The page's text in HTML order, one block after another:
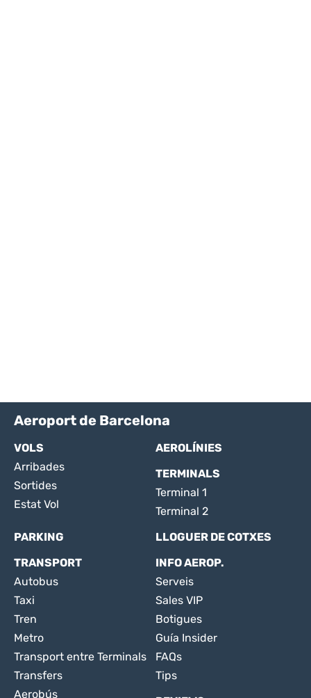
Aeroport de Barcelona
VOLS
Arribades
Sortides
Estat Vol
AEROLÍNIES
TERMINALS
Terminal 1
Terminal 2
PARKING
LLOGUER DE COTXES
TRANSPORT
Autobus
Taxi
Tren
Metro
Transport entre Terminals
Transfers
Aerobús
INFO AEROP.
Serveis
Sales VIP
Botigues
Guía Insider
FAQs
Tips